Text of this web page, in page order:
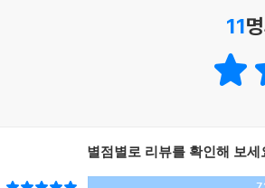
11
별점별로 리뷰를 확인해 보세